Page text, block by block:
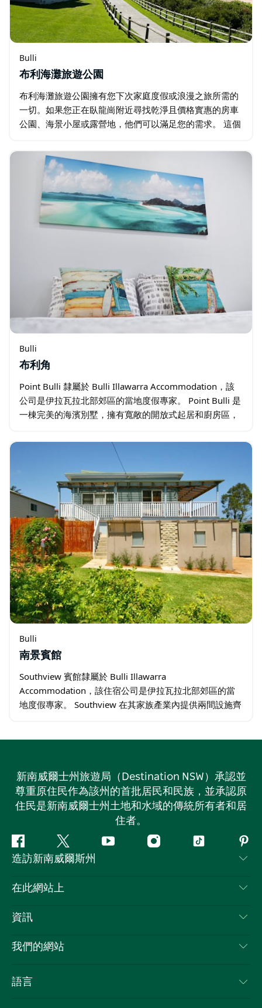
Bulli
布利海灘旅遊公園
布利海灘旅遊公園擁有您下次家庭度假或浪漫之旅所需的
一切。如果您正在臥龍崗附近尋找乾淨且價格實惠的房車
公園、海景小屋或露營地，他們可以滿足您的需求。 這個
浪和沿海散步場所…
Bulli
布利角
Point Bulli 隸屬於 Bulli Illawarra Accommodation，該
公司是伊拉瓦拉北部郊區的當地度假專家。 Point Bulli 是
一棟完美的海濱別墅，擁有寬敞的開放式起居和廚房區，
Bulli
南景賓館
Southview 賓館隸屬於 Bulli Illawarra
Accommodation，該住宿公司是伊拉瓦拉北部郊區的當
地度假專家。 Southview 在其家族產業內提供兩間設施齊
新南威爾士州旅遊局（Destination NSW）承認並
尊重原住民作為該州的首批居民和民族，並承認原
住民是新南威爾士州土地和水域的傳統所有者和居
住者。
Facebook嘰
嘰
喳
Youtube Instagram抖
造訪新南威爾斯州
聯絡我們
隱私
Cookie 通知
在此網站上
目的地
新南威爾斯州公路旅行
活動
資訊
旅行資訊
新南威爾斯的商業
我們的網站
語言